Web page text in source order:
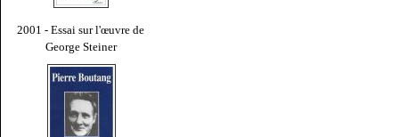
2001 - Essai sur l'œuvre de
George Steiner